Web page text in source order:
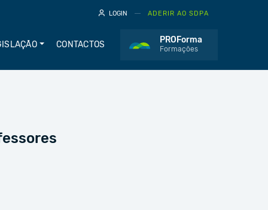
LOGIN ADERIR AO SDPA
CONTACTOS
PROForma
Formações